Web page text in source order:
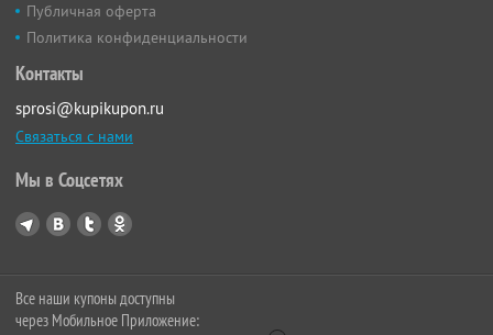
Публичная оферта
Политика конфиденциальности
Контакты
sprosi@kupikupon.ru
Связаться с нами
Мы в Соцсетях
Все наши купоны доступны
через Мобильное Приложение: